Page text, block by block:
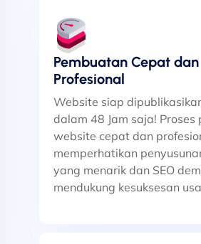
Pembuatan Cepat dan
Profesional
Website siap
dalam 48 Jam saja! Proses
website cepat dan
memperhatikan
yang menarik dan SEO
mendukung kesuksesan